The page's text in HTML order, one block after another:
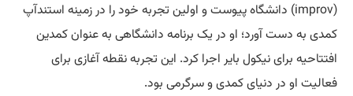
(improv) دانشگاه پیوست و اولین تجربه خود را در زمینه استندآپ
کمدی به دست آورد؛ او در یک برنامه دانشگاهی به عنوان کمدین
افتتاحیه برای نیکول بایر اجرا کرد. این تجربه نقطه آغازی برای
فعالیت او در دنیای کمدی و سرگرمی بود.